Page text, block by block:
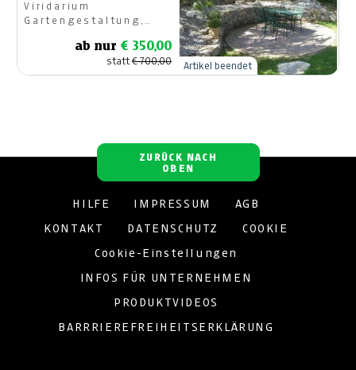
Gartengestaltung
Viridarium
Gartengestaltung,
ab nur € 350,00
statt€ 700,00 Artikel beendet
ZURÜCK NACH
OBEN
HILFE IMPRESSUM AGB
KONTAKT DATENSCHUTZ COOKIE
Cookie-Einstellungen
INFOS FÜR UNTERNEHMEN
PRODUKTVIDEOS
BARRRIEREFREIHEITSERKLÄRUNG